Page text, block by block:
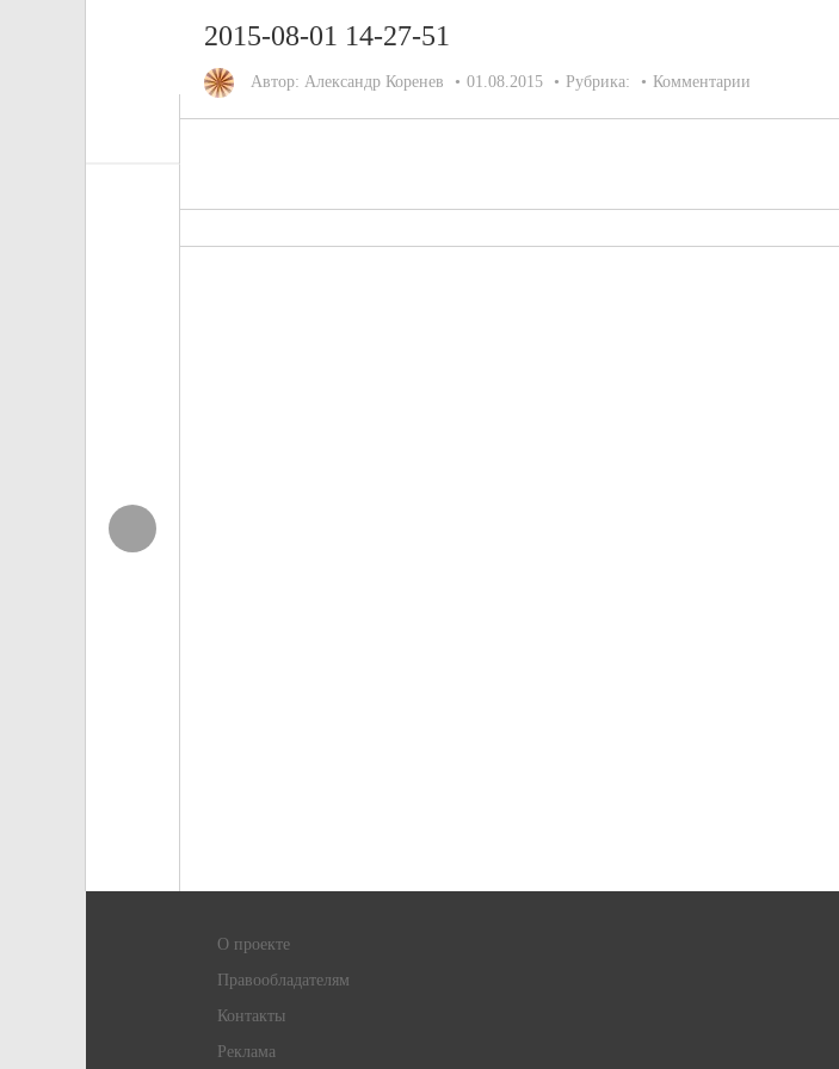
2015-08-01 14-27-51
Автор: Александр Коренев 01.08.2015 Рубрика: Комментарии
О проекте
Правообладателям
Контакты
Реклама